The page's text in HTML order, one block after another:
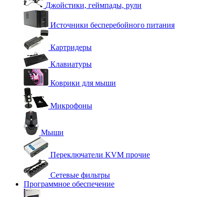
Джойстики, геймпады, рули
Источники бесперебойного питания
Картридеры
Клавиатуры
Коврики для мыши
Микрофоны
Мыши
Переключатели KVM прочие
Сетевые фильтры
Программное обеспечение